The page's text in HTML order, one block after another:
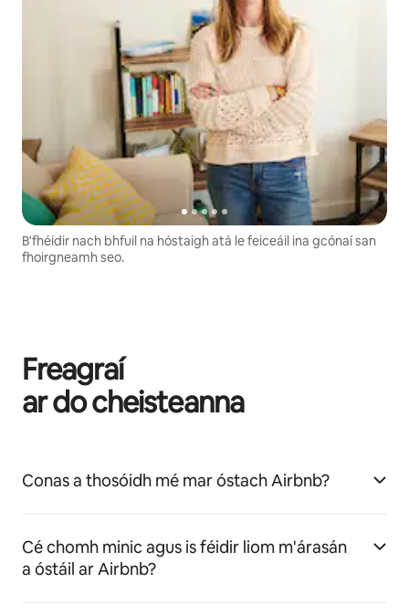
B'fhéidir nach bhfuil na hóstaigh atá le feiceáil ina gcónaí san
fhoirgneamh seo.
Freagraí
ar do cheisteanna
Conas a thosóidh mé mar óstach Airbnb?
Cé chomh minic agus is féidir liom m'árasán
a óstáil ar Airbnb?